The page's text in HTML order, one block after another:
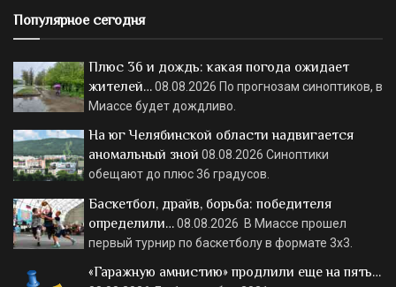
Популярное сегодня
Плюс 36 и дождь: какая погода ожидает
жителей…08.08.2026 По прогнозам синоптиков, в
Миассе будет дождливо.
На юг Челябинской области надвигается
аномальный зной 08.08.2026 Синоптики
обещают до плюс 36 градусов.
Баскетбол, драйв, борьба: победителя
определили…08.08.2026 В Миассе прошел
первый турнир по баскетболу в формате 3х3.
«Гаражную амнистию» продлили еще на пять…